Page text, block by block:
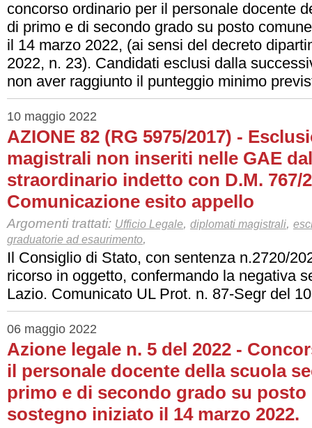
concorso ordinario per il personale docente
di primo e di secondo grado su posto
il 14 marzo 2022, (ai sensi del decreto
2022, n. 23). Candidati esclusi dalla
non aver raggiunto il punteggio minimo
10 maggio 2022
AZIONE 82 (RG 5975/2017) -
magistrali non inseriti nelle GAE
straordinario indetto con D.M. 767/
Comunicazione esito appello
Argomenti trattati: Ufficio Legale, diplomati magistrali,
graduatorie ad esaurimento,
Il Consiglio di Stato, con sentenza n.2720/
ricorso in oggetto, confermando la negativa
Lazio. Comunicato UL Prot. n. 87-Segr del
06 maggio 2022
Azione legale n. 5 del 2022 -
il personale docente della scuola
primo e di secondo grado su posto
sostegno iniziato il 14 marzo 2022.